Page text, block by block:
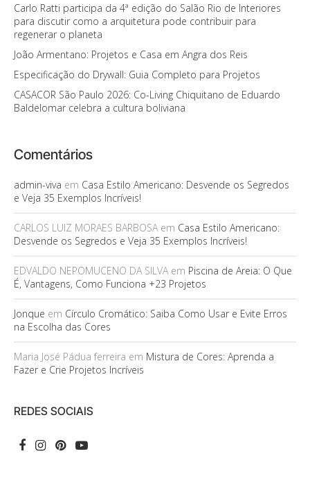
Carlo Ratti participa da 4ª edição do Salão Rio de Interiores
para discutir como a arquitetura pode contribuir para
regenerar o planeta
João Armentano: Projetos e Casa em Angra dos Reis
Especificação do Drywall: Guia Completo para Projetos
CASACOR São Paulo 2026: Co-Living Chiquitano de Eduardo
Baldelomar celebra a cultura boliviana
Comentários
admin-viva em Casa Estilo Americano: Desvende os Segredos
e Veja 35 Exemplos Incríveis!
CARLOS LUIZ MORAES BARBOSAem Casa Estilo Americano:
Desvende os Segredos e Veja 35 Exemplos Incríveis!
EDVALDO NEPOMUCENO DA SILVAem Piscina de Areia: O Que
É, Vantagens, Como Funciona +23 Projetos
Jonque em Círculo Cromático: Saiba Como Usar e Evite Erros
na Escolha das Cores
Maria José Pádua ferreira em Mistura de Cores: Aprenda a
Fazer e Crie Projetos Incríveis
REDES SOCIAIS